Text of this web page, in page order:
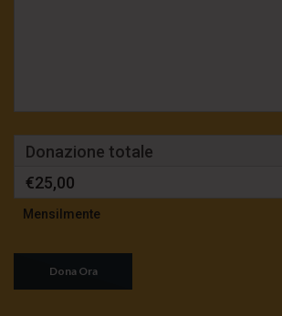
Donazione totale
€25,00
Mensilmente